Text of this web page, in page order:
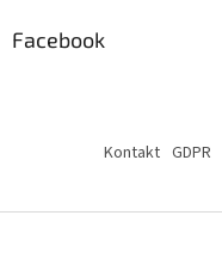
Facebook
Kontakt GDPR